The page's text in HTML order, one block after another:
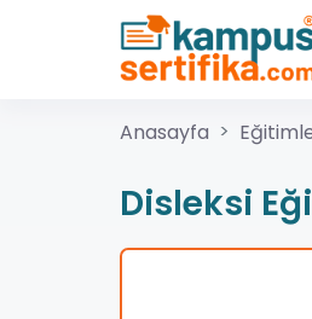
Anasayfa
Disleksi